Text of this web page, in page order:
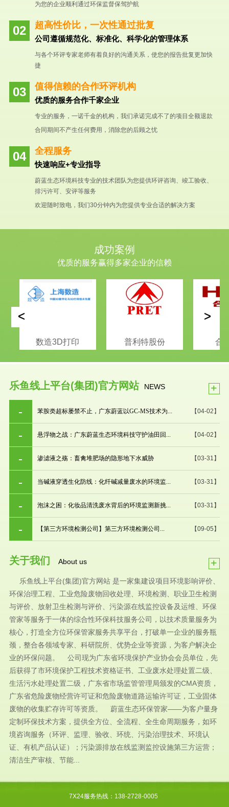
为您的企业顺利通过环保监督保驾护航
超高性价比，一次性通过批复
公司遵循规范化、标准化、科学化的管理体系
与各个环评专家老师有着良好的沟通关系，使您的报告批复更加快
捷
值得信赖的合作环评机构
优质的服务合作千家企业
专业的服务，一诺千金的机构，我们承诺完成不了的项目全额退款
合同期间不产生任何费用，消除您的后顾之忧
全程服务
快速响应+专业指导
蔚蓝生态环境科技专业的技术团队为您提供环评咨询、竣工验收、
排污许可、安评等服务
欢迎随时致电，我们30分钟内为您提供专业合适的解决方案
成功案例
优质的服务赢得多家企业的信赖
数造3D打印 普利特股份 合
< >
乐鱼线上平台(集团)官方网站 NEWS +
【04-02】
苯胺类超标屡禁不止，广东蔚蓝以GC-MS技术为...
【04-02】
悬浮物之战：广东蔚蓝生态环境科技守护油田回...
【03-31】
渗滤液之殇：畜禽堆肥场的隐形地下水威胁
【03-31】
当碱液穿透生化防线：化纤碱减量废水的环境监...
【03-31】
泡沫之困：化妆品清洗废水背后的环境监测新挑...
【09-05】
【第三方环境检测公司】第三方环境检测公司...
关于我们 About us +
乐鱼线上平台(集团)官方网站 是一家集建设项目环境影响评价、
环保治理工程、工业危险废物回收处理、环境检测、职业卫生检测
与评价、放射卫生检测与评价、污染源在线监控设备及运维、环保
管家等服务于一体的综合性环保科技服务公司，以技术质量服务为
核心，打造全方位环保管家服务共享平台，打破单一企业的服务瓶
颈，整合各领域专家、科研院所、优势企业等资源，为客户解决企
业的环保问题。 公司现为广东省环境保护产业协会会员单位，先
后获得了市环境保护工程技术资格证书、工业废水处理处置二级、
生活污水处理处置二级，广东省市场监管管理局颁发的CMA资质，
广东省危险废物经营许可证和危险废物道路运输许可证，工业固体
废物的收集贮存许可等资质。 蔚蓝生态环保管家——为客户量身
定制环保技术方案，提供全方位、全流程、全生命周期服务，如环
境咨询服务（环评、监理、验收、环统、污染治理技术、环境认
证、有机产品认证）；污染源排放在线监测监控设施第三方运营；
清洁生产审核、节能...
7X24服务热线：138-2728-0005